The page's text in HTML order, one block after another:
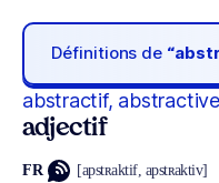
Définitions de
abstractif, abstractive
adjectif
FR [apstʀaktif, apstʀaktiv]